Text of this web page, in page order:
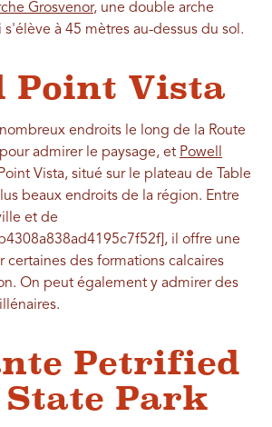
Grosvenor, une double arche
à 45 mètres au-dessus du sol.
Point Vista
endroits le long de la Route
admirer le paysage, et Powell
Vista, situé sur le plateau de Table
beaux endroits de la région. Entre
et de
il offre une
certaines des formations calcaires
On peut également y admirer des
Petrified
State Park